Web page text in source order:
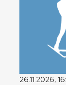
26.11.2026,